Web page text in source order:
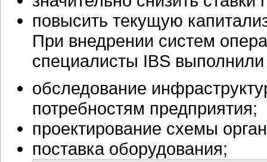
повысить текущую
При внедрении систем
специалисты IBS
обследование
потребностям предприятия;
проектирование схемы
поставка оборудования;